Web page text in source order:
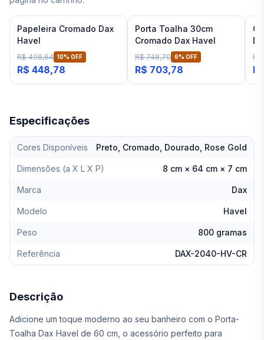
Papeleira Cromado Dax
Havel
R$ 498,64 10% OFF
R$ 448,78
Porta Toalha 30cm
Cromado Dax Havel
R$ 748,70 6% OFF
R$ 703,78
R$
Especificações
Cores Disponíveis Preto, Cromado, Dourado, Rose Gold
Dimensões (a X L X P) 8 cm × 64 cm × 7 cm
Marca Dax
Modelo Havel
Peso 800 gramas
Referência DAX-2040-HV-CR
Descrição
Adicione um toque moderno ao seu banheiro com o Porta-
Toalha Dax Havel de 60 cm, o acessório perfeito para